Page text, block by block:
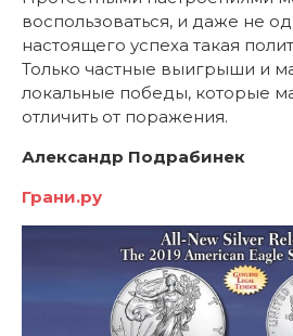
воспользоваться, и даже не
настоящего успеха такая
Только частные выигрыши и
локальные победы, которые
отличить от поражения.
Александр Подрабинек
Грани.ру